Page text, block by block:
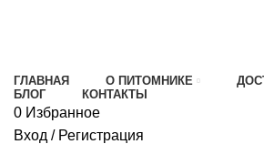
ГЛАВНАЯ О ПИТОМНИКЕ
БЛОГ
КОНТАКТЫ
0 Избранное
Вход / Регистрация